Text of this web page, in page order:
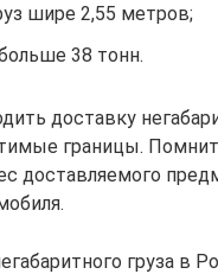
шире 2,55 метров;
38 тонн.
доставку
границы.
доставляемого
груза в